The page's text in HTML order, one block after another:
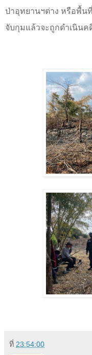
ป่าอุทยานฯต่าง หรือพื้น
จับกุมแล้วจะถูกดำเนินค
ที่ 23:54:00